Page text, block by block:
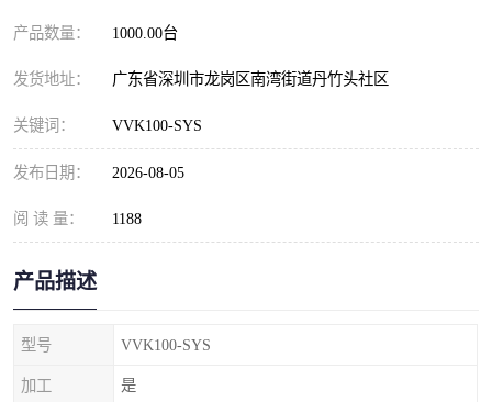
产品数量： 1000.00台
发货地址： 广东省深圳市龙岗区南湾街道丹竹头社区
关键词： VVK100-SYS
发布日期： 2026-08-05
阅 读 量： 1188
产品描述
型号 VVK100-SYS
加工 是